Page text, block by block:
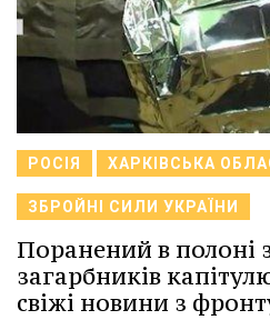
РОСІЯ ХАРКІВСЬКА
ЗБРОЙНІ СИЛИ УКРАЇНИ
Поранений в полоні
загарбників
свіжі новини з